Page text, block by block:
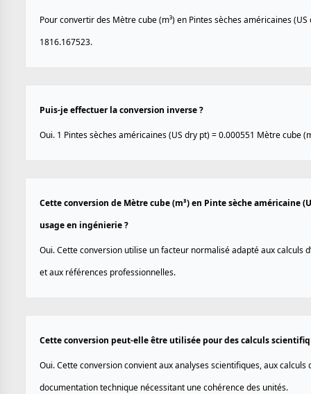
Pour convertir des Mètre cube (m³) en Pintes sèches américaines
1816.167523.
Puis-je effectuer la conversion inverse ?
Oui. 1 Pintes sèches américaines (US dry pt) = 0.000551 Mètre cube
Cette conversion de Mètre cube (m³) en Pinte sèche américaine
usage en ingénierie ?
Oui. Cette conversion utilise un facteur normalisé adapté aux calculs
et aux références professionnelles.
Cette conversion peut-elle être utilisée pour des calculs
Oui. Cette conversion convient aux analyses scientifiques, aux calculs
documentation technique nécessitant une cohérence des unités.